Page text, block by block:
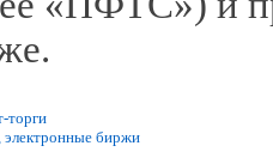
торги
биржи